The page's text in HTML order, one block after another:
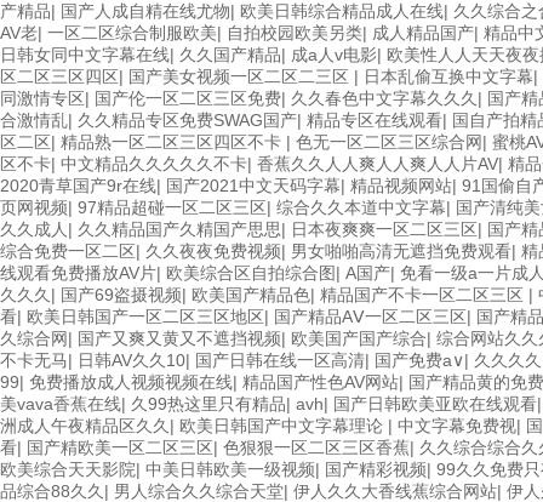
产精品| 国产人成自精在线尤物| 欧美日韩综合精品成人在线| 久久综合
AV老| 一区二区综合制服欧美| 自拍校园欧美另类| 成人精品国产| 精品中
日韩女同中文字幕在线| 久久国产精品| 成a人v电影| 欧美性人人天天夜夜
区二区三区四区| 国产美女视频一区二区二三区 | 日本乱偷互换中文字幕|
同激情专区| 国产伦一区二区三区免费| 久久春色中文字幕久久久 | 国产
合激情乱| 久久精品专区免费SWAG国产| 精品专区在线观看| 国自产拍精
区二区| 精品熟一区二区三区四区不卡 | 色无一区二区三区综合网| 蜜桃
区不卡| 中文精品久久久久久不卡| 香蕉久久人人爽人人爽人人片AV| 精
2020青草国产9r在线| 国产2021中文天码字幕| 精品视频网站| 91国偷自
页网视频| 97精品超碰一区二区三区| 综合久久本道中文字幕| 国产清纯
久久成人 | 久久精品国产久精国产思思| 日本夜爽爽一区二区三区| 国产
综合免费一区二区| 久久夜夜免费视频| 男女啪啪高清无遮挡免费观看| 精
线观看免费播放AV片| 欧美综合区自拍综合图| A国产| 免看一级a一片成
久久久 | 国产69盗摄视频| 欧美国产精品色| 精品国产不卡一区二区三区 |
看| 欧美日韩国产一区二区三区地区| 国产精品AⅤ一区二区三区| 国产精
久综合网| 国产又爽又黄又不遮挡视频| 欧美国产国产综合| 综合网站久久
不卡无马| 日韩AV久久10| 国产日韩在线一区高清| 国产免费a∨| 久久久
99| 免费播放成人视频视频在线| 精品国产性色AV网站| 国产精品黄的免
美vava香蕉在线| 久99热这里只有精品| avh| 国产日韩欧美亚欧在线观看
洲成人午夜精品区久久 | 欧美日韩国产中文字幕理论 | 中文字幕免费视|
看| 国产精欧美一区二区三区| 色狠狠一区二区三区香蕉| 久久综合综合久
欧美综合天天影院| 中美日韩欧美一级视频| 国产精彩视频| 99久久免费
品综合88久久 | 男人综合久久综合天堂| 伊人久久大香线蕉综合网站| 伊